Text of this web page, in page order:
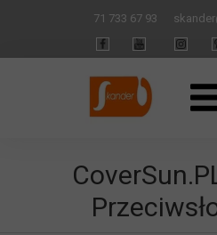
71 733 67 93 skander